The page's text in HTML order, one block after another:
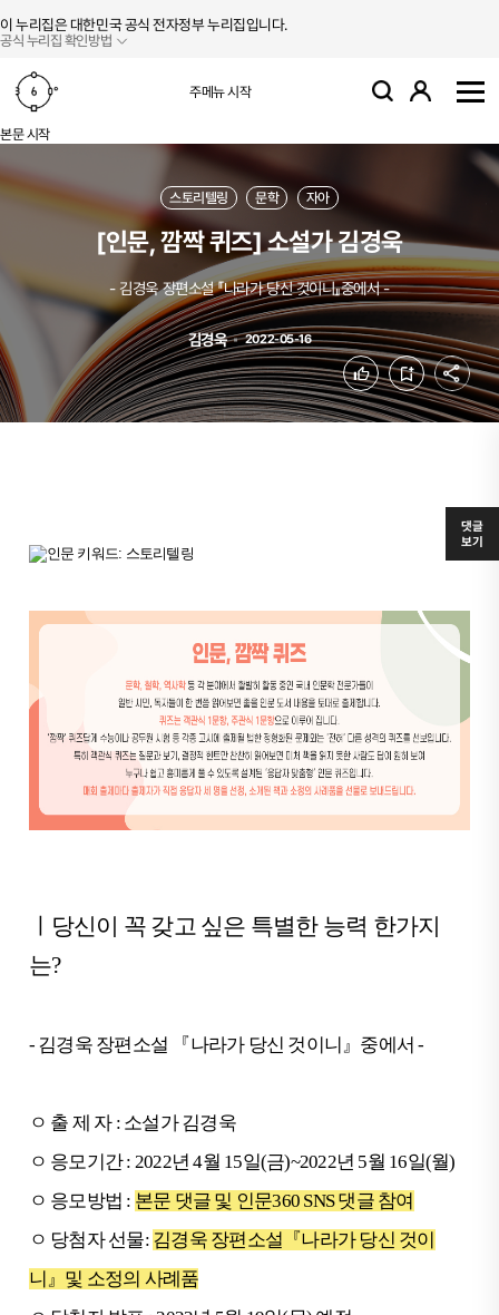
이 누리집은 대한민국 공식 전자정부 누리집입니다.
공식 누리집 확인방법
주메뉴 시작 검색 로그인
본문 시작
스토리텔링 문학 자아
[인문, 깜짝 퀴즈] 소설가 김경욱
- 김경욱 장편소설 『나라가 당신 것이니』중에서 -
김경욱 2022-05-16
공유
좋아요 북마크
ㅣ당신이 꼭 갖고 싶은 특별한 능력 한가지
는?
- 김경욱 장편소설 『나라가 당신 것이니』중에서 -
ㅇ 출 제 자 : 소설가 김경욱
ㅇ 응모기간 : 2022년 4월 15일(금)~2022년 5월 16일(월)
ㅇ 응모방법 : 본문 댓글 및 인문360 SNS 댓글 참여
ㅇ 당첨자 선물: 김경욱 장편소설『나라가 당신 것이
니』및 소정의 사례품
댓글
보기